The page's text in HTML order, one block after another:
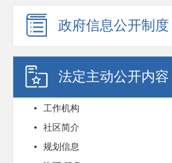
政府信息公开制度
法定主动公开内容
工作机构
社区简介
规划信息